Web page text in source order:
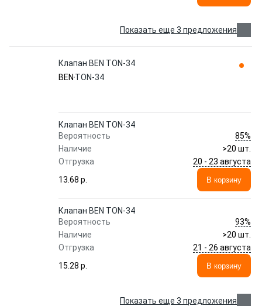
Показать еще 3 предложения
Клапан BEN TON-34
BEN TON-34
Клапан BEN TON-34
Вероятность
85%
Наличие
>20 шт.
Отгрузка
20 - 23 августа
13.68 p.
В корзину
Клапан BEN TON-34
Вероятность
93%
Наличие
>20 шт.
Отгрузка
21 - 26 августа
15.28 p.
В корзину
Показать еще 3 предложения